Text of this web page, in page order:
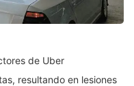
de Uber
resultando en lesiones